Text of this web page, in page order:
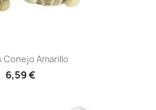
Conejo Amarillo
6,59 €